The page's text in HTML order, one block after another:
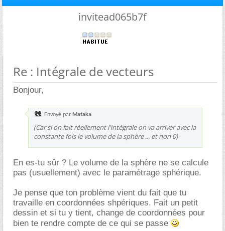
invitead065b7f
Re : Intégrale de vecteurs
Bonjour,
Envoyé par Mataka
(Car si on fait réellement l'intégrale on va arriver avec la
constante fois le volume de la sphère ... et non 0)
En es-tu sûr ? Le volume de la sphère ne se calcule
pas (usuellement) avec le paramétrage sphérique.
Je pense que ton problème vient du fait que tu
travaille en coordonnées shpériques. Fait un petit
dessin et si tu y tient, change de coordonnées pour
bien te rendre compte de ce qui se passe